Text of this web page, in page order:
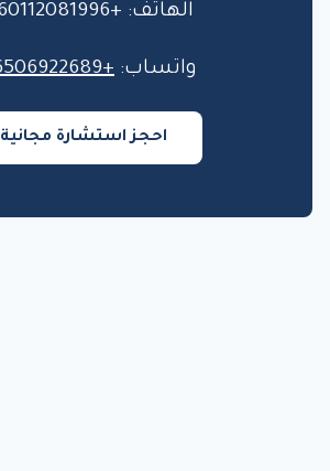
الهاتف: +9660112081996
واتساب: +966506922689
احجز استشارة مجانية